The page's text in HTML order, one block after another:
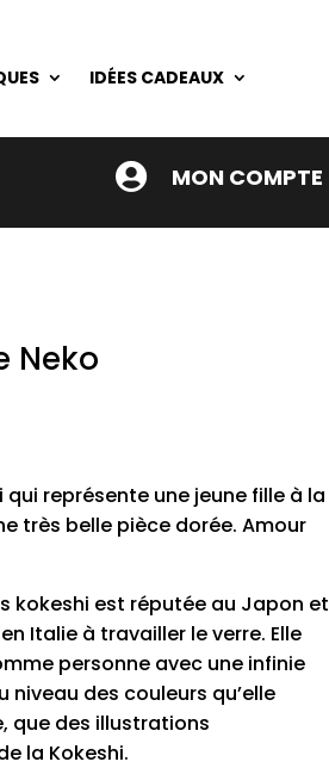
IDÉES CADEAUX
 MON COMPTE
Neko
représente une jeune fille à la
très belle pièce dorée. Amour
kokeshi est réputée au Japon et
Italie à travailler le verre. Elle
personne avec une infinie
des couleurs qu’elle
que des illustrations
la Kokeshi.